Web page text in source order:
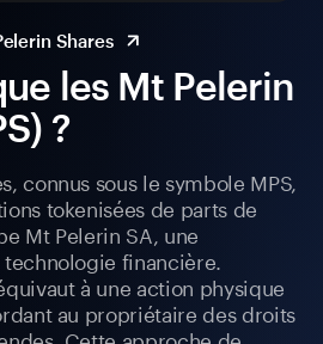
les Mt Pelerin
?
connus sous le symbole MPS,
tokenisées de parts de
Mt Pelerin SA, une
financière.
à une action physique
au propriétaire des droits
Shares